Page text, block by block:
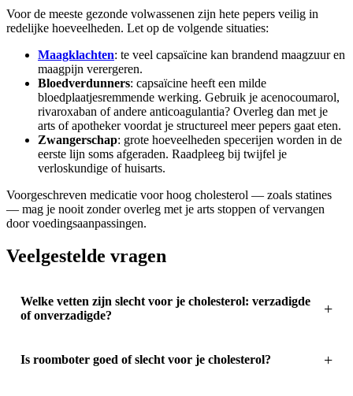
Voor de meeste gezonde volwassenen zijn hete pepers veilig in
redelijke hoeveelheden. Let op de volgende situaties:
Maagklachten: te veel capsaïcine kan brandend maagzuur en
maagpijn verergeren.
Bloedverdunners: capsaïcine heeft een milde
bloedplaatjesremmende werking. Gebruik je acenocoumarol,
rivaroxaban of andere anticoagulantia? Overleg dan met je
arts of apotheker voordat je structureel meer pepers gaat eten.
Zwangerschap: grote hoeveelheden specerijen worden in de
eerste lijn soms afgeraden. Raadpleeg bij twijfel je
verloskundige of huisarts.
Voorgeschreven medicatie voor hoog cholesterol — zoals statines
— mag je nooit zonder overleg met je arts stoppen of vervangen
door voedingsaanpassingen.
Veelgestelde vragen
Welke vetten zijn slecht voor je cholesterol: verzadigde
of onverzadigde?
Is roomboter goed of slecht voor je cholesterol?